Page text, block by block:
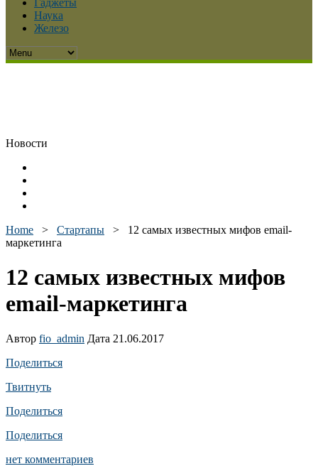
Гаджеты
Наука
Железо
Новости
Home > Стартапы > 12 самых известных мифов email-
маркетинга
12 самых известных мифов
email-маркетинга
Автор fio_admin Дата 21.06.2017
Поделиться
Твитнуть
Поделиться
Поделиться
нет комментариев